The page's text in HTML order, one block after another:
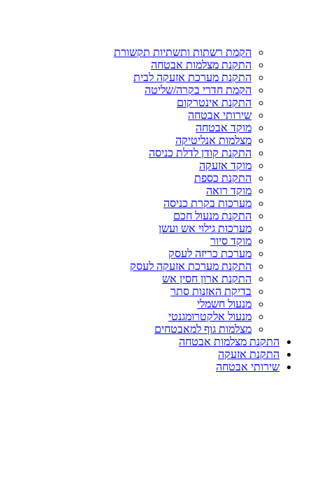
הקמת רשתות ותשתיות תקשורת
התקנת מצלמות אבטחה
התקנת מערכת אזעקה לבית
הקמת חדרי בקרה/שליטה
התקנת אינטרקום
שירותי אבטחה
מוקד אבטחה
מצלמות אנליטיקה
התקנת קודן לדלת כניסה
מוקד אזעקה
התקנת כספת
מוקד רואה
מערכות בקרת כניסה
התקנת מנעול חכם
מערכות גילוי אש ועשן
מוקד סיור
מערכת כריזה לעסק
התקנת מערכת אזעקה לעסק
התקנת ארון חסין אש
בדיקת האזנות סתר
מנעול חשמלי
מנעול אלקטרומגנטי
מצלמות גוף למאבטחים
התקנת מצלמות אבטחה
התקנת אזעקה
שירותי אבטחה